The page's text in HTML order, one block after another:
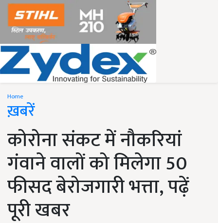
Home
ख़बरें
कोरोना संकट में नौकरियां
गंवाने वालों को मिलेगा 50
फीसद बेरोजगारी भत्ता, पढ़ें
पूरी खबर